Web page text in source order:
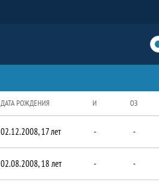
ДАТА РОЖДЕНИЯ И ОЗ
02.12.2008, 17 лет - -
02.08.2008, 18 лет - -